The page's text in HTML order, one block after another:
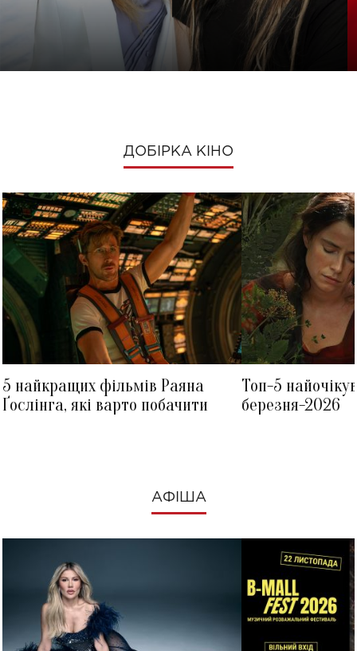
ДОБІРКА КІНО
5 найкращих фільмів Раяна
Ґослінга, які варто побачити
Топ-5
березня-2026
АФІША